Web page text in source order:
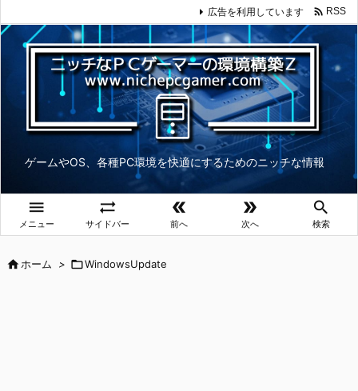
ゲームやOS、各種PC環境を快適にするためのニッチな情報

メニュー

サイドバー

前へ

次へ

検索
広告を利用しています  RSS
ホーム > WindowsUpdate